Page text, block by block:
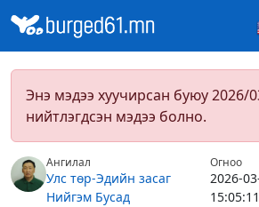
Энэ мэдээ хуучирсан буюу 2026/
нийтлэгдсэн мэдээ болно.
Ангилал
Улс төр-Эдийн засаг
Нийгэм Бусад
Огноо
2026-
15:05:11